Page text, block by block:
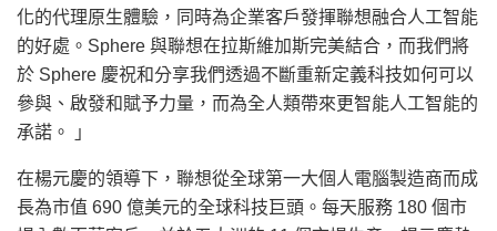
化的代理原生體驗，同時為企業客戶發揮聯想融合人工智能
的好處。Sphere 與聯想在拉斯維加斯完美結合，而我們將
於 Sphere 慶祝和分享我們透過不斷重新定義科技如何可以
參與、啟發和賦予力量，而為全人類帶來更智能人工智能的
承諾。 」
在楊元慶的領導下，聯想從全球第一大個人電腦製造商而成
長為市值 690 億美元的全球科技巨頭。每天服務 180 個市